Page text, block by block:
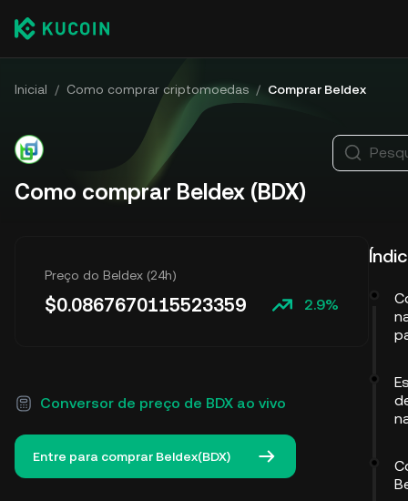
Inicial / Como comprar criptomoedas / Comprar Beldex
Como comprar Beldex (BDX)
Preço do Beldex (24h)
$0.0867670115523359 2.9%
Conversor de preço de BDX ao vivo
Entre para comprar Beldex(BDX)